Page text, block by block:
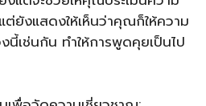
ต่ยังแสดงให้เห็นว่าคุณก็ให้ความ
นี้เช่นกัน ทำให้การพูดคุยเป็นไป